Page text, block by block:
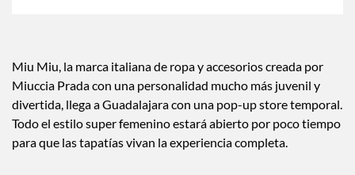
Miu Miu, la marca italiana de ropa y accesorios creada por
Miuccia Prada con una personalidad mucho más juvenil y
divertida, llega a Guadalajara con una pop-up store temporal.
Todo el estilo super femenino estará abierto por poco tiempo
para que las tapatías vivan la experiencia completa.